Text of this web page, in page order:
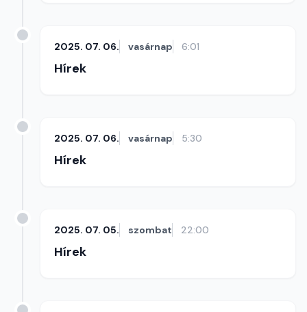
2025. 07. 06. vasárnap 6:01
Hírek
2025. 07. 06. vasárnap 5:30
Hírek
2025. 07. 05. szombat 22:00
Hírek